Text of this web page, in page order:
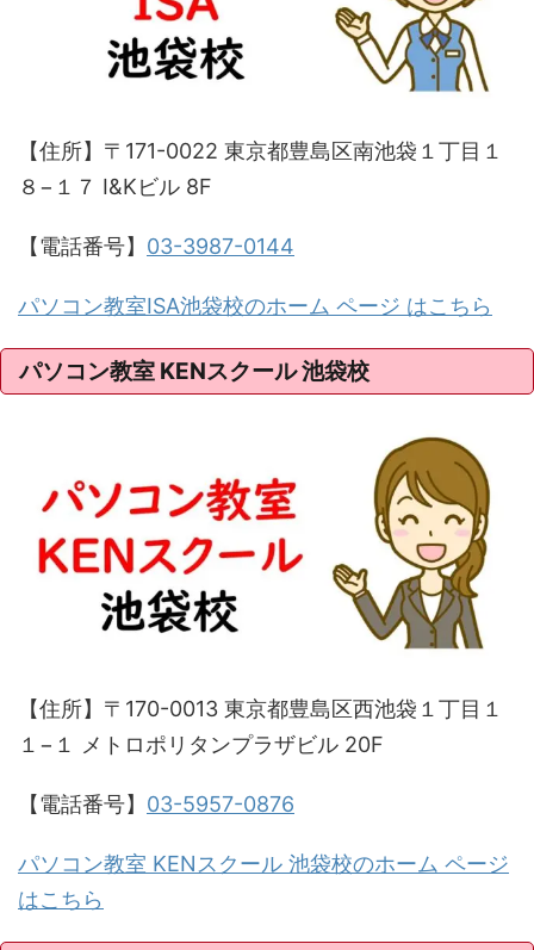
【住所】〒171-0022 東京都豊島区南池袋１丁目１
８−１７ I&Kビル 8F
【電話番号】 03-3987-0144
パソコン教室ISA池袋校のホーム ページ はこちら
パソコン教室 KENスクール 池袋校
【住所】〒170-0013 東京都豊島区西池袋１丁目１
１−１ メトロポリタンプラザビル 20F
【電話番号】 03-5957-0876
パソコン教室 KENスクール 池袋校のホーム ページ
はこちら